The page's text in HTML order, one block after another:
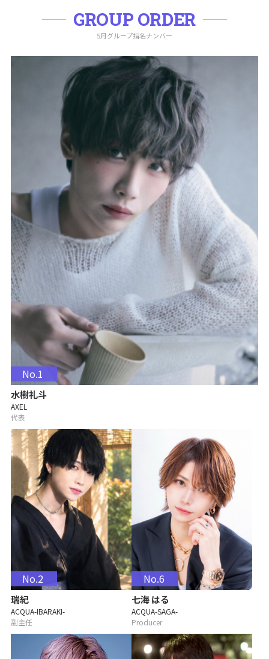
GROUP ORDER
5月グループ指名ナンバー
No.1
水樹礼斗
AXEL
代表
No.2
瑞紀
ACQUA-IBARAKI-
副主任
No.6
七海 はる
ACQUA-SAGA-
Producer